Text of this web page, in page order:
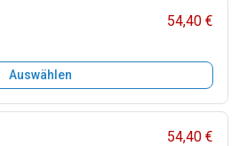
54,40 €
Auswählen
54,40 €